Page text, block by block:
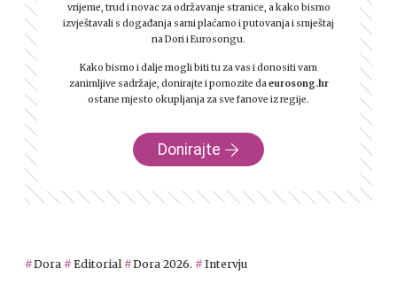
vrijeme, trud i novac za održavanje stranice, a kako bismo
izvještavali s događanja sami plaćamo i putovanja i smještaj
na Dori i Eurosongu.
Kako bismo i dalje mogli biti tu za vas i donositi vam
zanimljive sadržaje, donirajte i pomozite daeurosong.hr
ostane mjesto okupljanja za sve fanove iz regije.
Donirajte
Dora Editorial Dora 2026. Intervju